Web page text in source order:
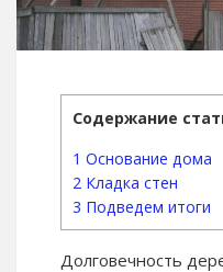
Содержание
1 Основание дома
2 Кладка стен
3 Подведем итоги
Долговечность